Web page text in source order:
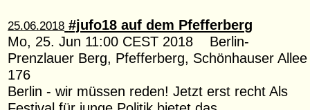
25.06.2018 #jufo18 auf dem Pfefferberg
Mo, 25. Jun 11:00 CEST 2018 Berlin-
Prenzlauer Berg, Pfefferberg, Schönhauser Allee
176
Berlin - wir müssen reden! Jetzt erst recht Als